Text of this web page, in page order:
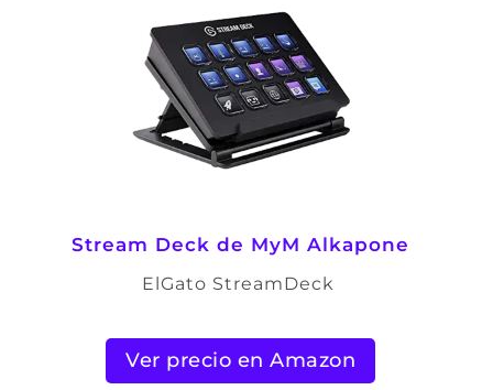
Stream Deck de MyM Alkapone
ElGato StreamDeck
Ver precio en Amazon